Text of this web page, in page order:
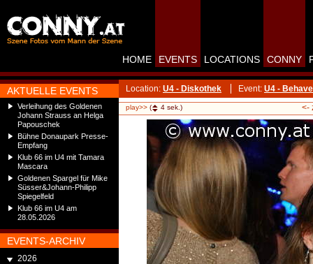
AKTUELLE EVENTS
Verleihung des Goldenen
Johann Strauss an Helga
Papouschek
Bühne Donaupark Presse-
Empfang
Klub 66 im U4 mit Tamara
Mascara
Goldenen Spargel für Mike
Süsser&Johann-Philipp
Spiegelfeld
Klub 66 im U4 am
28.05.2026
EVENTS-ARCHIV
2026
HOME EVENTS LOCATIONS CONNY
Location: U4 - Diskothek Event: U4 - Behave
play>> ( 4 sek.) <-